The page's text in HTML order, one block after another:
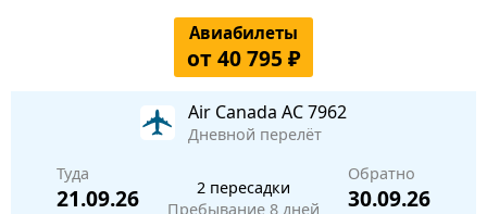
Авиабилеты
от 40 795 ₽
Air Canada AC 7962
Дневной перелёт
Туда
21.09.26
2 пересадки
Пребывание 8 дней
Обратно
30.09.26